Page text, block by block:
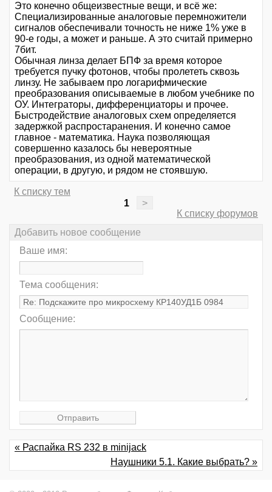
Это конечно общеизвестные вещи, и всё же:
Специализированные аналоговые перемножители
сигналов обеспечивали точность не ниже 1% уже в
90-е годы, а может и раньше. А это считай примерно
7бит.
Обычная линза делает БПФ за время которое
требуется пучку фотонов, чтобы пролететь сквозь
линзу. Не забываем про логарифмические
преобразования описываемые в любом учебнике по
ОУ. Интеграторы, дифференциаторы и прочее.
Быстродействие аналоговых схем определяется
задержкой распростаранения. И конечно самое
главное - математика. Наука позволяющая
совершенно казалось бы невероятные
преобразования, из одной математической
операции, в другую, и рядом не стоявшую.
К списку тем
1
>
К списку форумов
Добавить новое сообщение
Ваше имя:
Тема сообщения:
Сообщение:
« Распайка RS 232 в minijack
Наушники 5.1. Какие выбрать? »